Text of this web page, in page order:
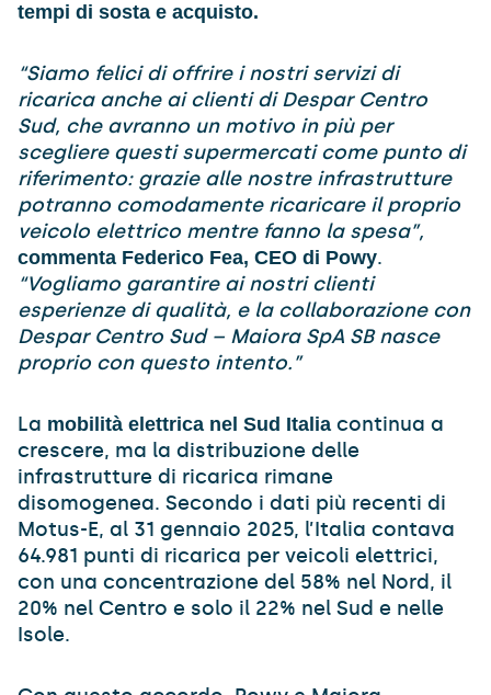
tempi di sosta e acquisto.
“Siamo felici di offrire i nostri servizi di
ricarica anche ai clienti di Despar Centro
Sud, che avranno un motivo in più per
scegliere questi supermercati come punto di
riferimento: grazie alle nostre infrastrutture
potranno comodamente ricaricare il proprio
veicolo elettrico mentre fanno la spesa”,
commenta Federico Fea, CEO di Powy.
“Vogliamo garantire ai nostri clienti
esperienze di qualità, e la collaborazione con
Despar Centro Sud – Maiora SpA SB nasce
proprio con questo intento.”
La mobilità elettrica nel Sud Italia continua a
crescere, ma la distribuzione delle
infrastrutture di ricarica rimane
disomogenea. Secondo i dati più recenti di
Motus-E, al 31 gennaio 2025, l’Italia contava
64.981 punti di ricarica per veicoli elettrici,
con una concentrazione del 58% nel Nord, il
20% nel Centro e solo il 22% nel Sud e nelle
Isole.